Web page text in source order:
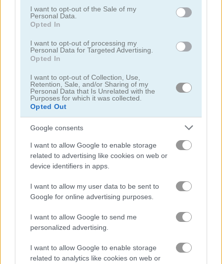
use your data for below specified purposes in below Google
consent section.
I want to opt-out of the Sale of my
Personal Data.
Opted In
I want to opt-out of processing my
Personal Data for Targeted Advertising.
Opted In
I want to opt-out of Collection, Use,
Retention, Sale, and/or Sharing of my
Personal Data that Is Unrelated with the
Purposes for which it was collected.
Opted Out
Google consents
I want to allow Google to enable storage
related to advertising like cookies on web or
device identifiers in apps.
I want to allow my user data to be sent to
Google for online advertising purposes.
I want to allow Google to send me
personalized advertising.
I want to allow Google to enable storage
related to analytics like cookies on web or
Smarty Bubbles X-MAS Edition
Danh mục liên quan
bắn bóng
trò chơi trực tuyến miễn
trò chơi bong
bubble
academy